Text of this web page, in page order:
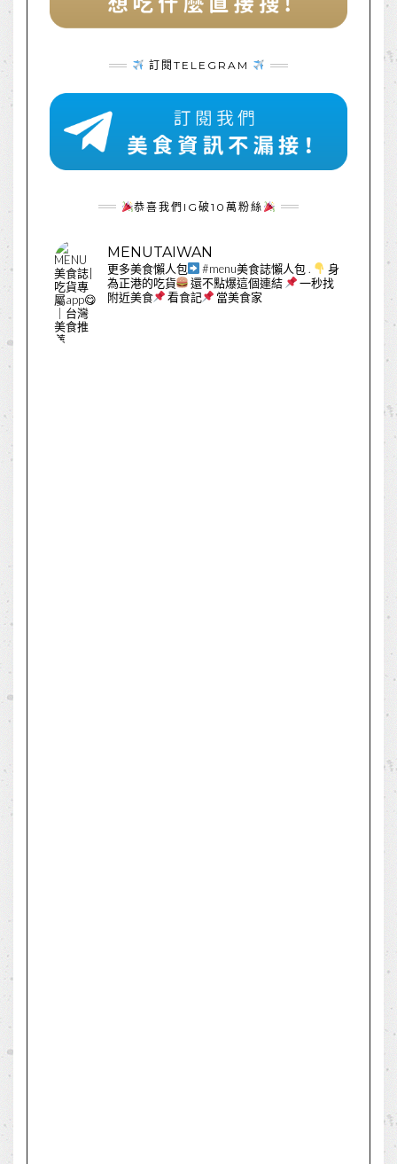
訂閱TELEGRAM
恭喜我們IG破10萬粉絲
MENUTAIWAN
更多美食懶人包 #menu美食誌懶人包 .
身
為正港的吃貨
還不點爆這個連結
一秒找
附近美食
看食記 當美食家